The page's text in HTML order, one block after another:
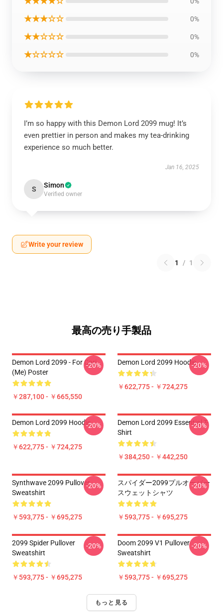
★★★☆☆ 0%
★★☆☆☆ 0%
★☆☆☆☆ 0%
I’m so happy with this Demon Lord 2099 mug! It’s
even prettier in person and makes my tea-drinking
experience so much better.
Jan 16, 2025
S Simon
Verified owner
Write your review
1 / 1
最高の売り手製品
Demon Lord 2099 - For Cari
(me) Poster
￥287,100 - ￥665,550
-20% Demon Lord 2099 Hoodie
￥622,775 - ￥724,275
-20%
Demon Lord 2099 Hoodie
￥622,775 - ￥724,275
-20%
Demon Lord 2099 Essential T-
Shirt
￥384,250 - ￥442,250
-20%
Synthwave 2099 Pullover
Sweatshirt
￥593,775 - ￥695,275
-20%
スパイダー2099プルオーバー
スウェットシャツ
￥593,775 - ￥695,275
-20%
2099 Spider Pullover
Sweatshirt
￥593,775 - ￥695,275
-20%
Doom 2099 V1 Pullover
Sweatshirt
￥593,775 - ￥695,275
-20%
もっと見る